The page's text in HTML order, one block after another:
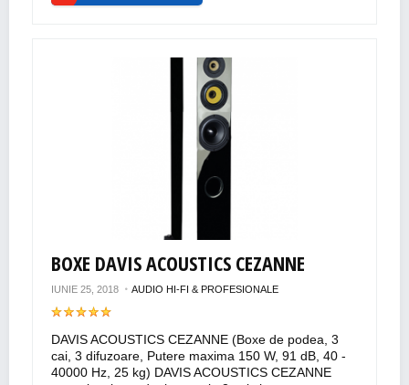
BOXE DAVIS ACOUSTICS CEZANNE
IUNIE 25, 2018 AUDIO HI-FI & PROFESIONALE
DAVIS ACOUSTICS CEZANNE (Boxe de podea, 3
cai, 3 difuzoare, Putere maxima 150 W, 91 dB, 40 -
40000 Hz, 25 kg) DAVIS ACOUSTICS CEZANNE